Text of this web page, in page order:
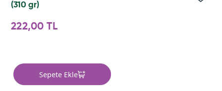
(310 gr)
222,00 TL
Sepete Ekle